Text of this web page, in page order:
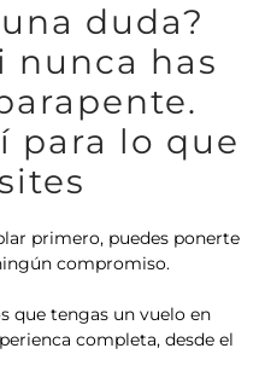
duda?
nunca has
para lo que
primero, puedes ponerte
compromiso.
que tengas un vuelo en
completa, desde el